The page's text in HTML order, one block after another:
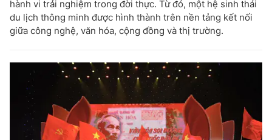
hành vi trải nghiệm trong đời thực. Từ đó, một hệ sinh thái
du lịch thông minh được hình thành trên nền tảng kết nối
giữa công nghệ, văn hóa, cộng đồng và thị trường.